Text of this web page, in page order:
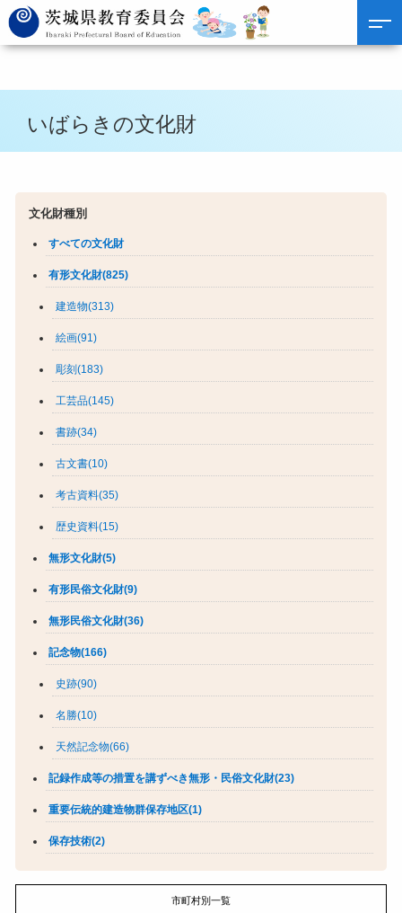
いばらきの文化財
文化財種別
すべての文化財
有形文化財(825)
建造物(313)
絵画(91)
彫刻(183)
工芸品(145)
書跡(34)
古文書(10)
考古資料(35)
歴史資料(15)
無形文化財(5)
有形民俗文化財(9)
無形民俗文化財(36)
記念物(166)
史跡(90)
名勝(10)
天然記念物(66)
記録作成等の措置を講ずべき無形・民俗文化財(23)
重要伝統的建造物群保存地区(1)
保存技術(2)
市町村別一覧